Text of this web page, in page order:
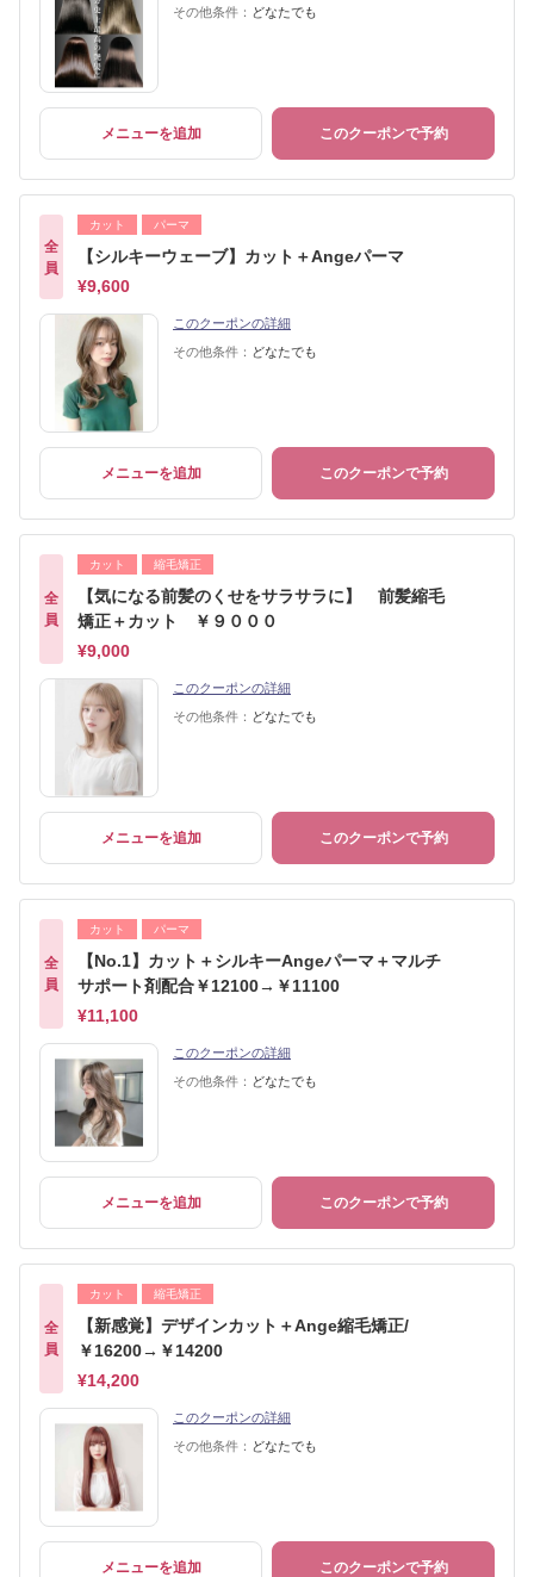
その他条件： どなたでも
メニューを追加 このクーポンで予約
全
員
カット パーマ
【シルキーウェーブ】カット＋Angeパーマ
¥9,600
このクーポンの詳細
その他条件： どなたでも
メニューを追加 このクーポンで予約
全
員
カット 縮毛矯正
【気になる前髪のくせをサラサラに】 前髪縮毛
矯正＋カット ￥９０００
¥9,000
このクーポンの詳細
その他条件： どなたでも
メニューを追加 このクーポンで予約
全
員
カット パーマ
【No.1】カット＋シルキーAngeパーマ＋マルチ
サポート剤配合￥12100→￥11100
¥11,100
このクーポンの詳細
その他条件： どなたでも
メニューを追加 このクーポンで予約
全
員
カット 縮毛矯正
【新感覚】デザインカット＋Ange縮毛矯正/
￥16200→￥14200
¥14,200
このクーポンの詳細
その他条件： どなたでも
メニューを追加 このクーポンで予約